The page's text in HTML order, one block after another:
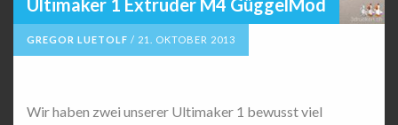
Ultimaker 1 Extruder M4 GüggelMod
GREGOR LUETOLF / 21. OKTOBER 2013
Wir haben zwei unserer Ultimaker 1 bewusst viel